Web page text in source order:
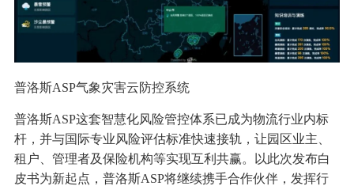
普洛斯ASP气象灾害云防控系统
普洛斯ASP这套智慧化风险管控体系已成为物流行业内标
杆，并与国际专业风险评估标准快速接轨，让园区业主、
租户、管理者及保险机构等实现互利共赢。以此次发布白
皮书为新起点，普洛斯ASP将继续携手合作伙伴，发挥行